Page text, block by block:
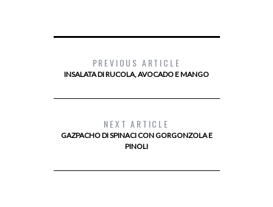
PREVIOUS ARTICLE
INSALATA DI RUCOLA, AVOCADO E MANGO
NEXT ARTICLE
GAZPACHO DI SPINACI CON GORGONZOLA E
PINOLI